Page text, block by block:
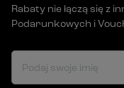
Rabaty nie łączą się z
Podarunkowych i
Podaj swoje imię